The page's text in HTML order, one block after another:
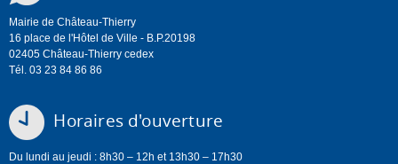
Mairie de Château-Thierry
16 place de l'Hôtel de Ville - B.P.20198
02405 Château-Thierry cedex
Tél. 03 23 84 86 86
Horaires d'ouverture
Du lundi au jeudi : 8h30 – 12h et 13h30 – 17h30